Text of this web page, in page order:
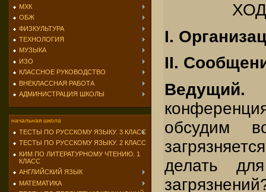
МХК
ОБЖ
ФИЗКУЛЬТУРА
ТЕХНОЛОГИЯ
МУЗЫКА
ИЗО
КЛАССНОЕ РУКОВОДСТВО
ВНЕКЛАССНАЯ РАБОТА
АДМИНИСТРАЦИЯ ШКОЛЫ
начальная школа
ТЕСТЫ ПО РУССКОМУ ЯЗЫКУ. 3 КЛАСС
ТЕСТЫ ПО РУССКОМУ ЯЗЫКУ. 2 КЛАСС
КИМ ПО ЛИТЕРАТУРНОМУ ЧТЕНИЮ. 1
КЛАСС
АНГЛИЙСКИЙ ЯЗЫК
МАТЕМАТИКА
I.
II.
обсудим
делать